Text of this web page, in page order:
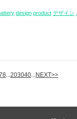
design product デザイン
8...203040...NEXT>>